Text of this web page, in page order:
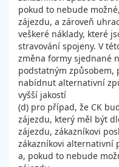
pokud to nebude
zájezdu, a zároveň
veškeré náklady, které
stravování spojeny. V
změna formy sjednané
podstatným způsobem,
nabídnut alternativní
vyšší jakostí
(d) pro případ, že CK
zájezdu, který měl být
zájezdu, zákazníkovi
zákazníkovi alternativní
a, pokud to nebude